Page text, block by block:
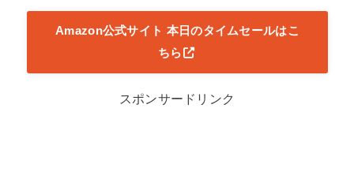
Amazon公式サイト 本日のタイムセールはこ
ちら
スポンサードリンク